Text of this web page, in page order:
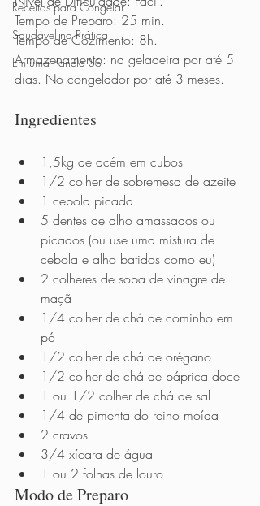
Receitas para Congelar
Saudável na Prática
Em uma Panela Só
Tempo de Preparo: 25 min.
Tempo de Cozimento: 8h.
Armazenamento: na geladeira por até 5
dias. No congelador por até 3 meses.
Ingredientes
1,5kg de acém em cubos
1/2 colher de sobremesa de azeite
1 cebola picada
5 dentes de alho amassados ou
picados (ou use uma mistura de
cebola e alho batidos como eu)
2 colheres de sopa de vinagre de
maçã
1/4 colher de chá de cominho em
pó
1/2 colher de chá de orégano
1/2 colher de chá de páprica doce
1 ou 1/2 colher de chá de sal
1/4 de pimenta do reino moída
2 cravos
3/4 xícara de água
1 ou 2 folhas de louro
Modo de Preparo